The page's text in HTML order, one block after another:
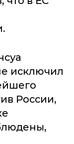
исключил
России,